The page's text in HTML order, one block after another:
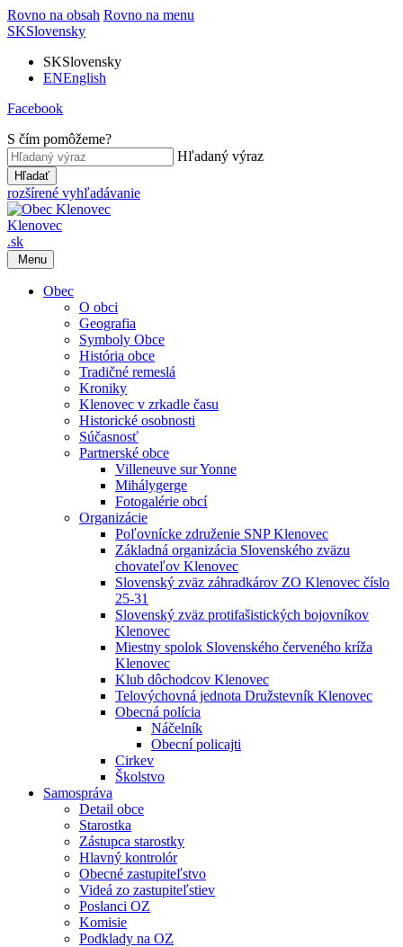
Rovno na obsah Rovno na menu
SKSlovensky
SKSlovensky
ENEnglish
Facebook
S čím pomôžeme?
Hľadaný výraz
Hľadať
rozšírené vyhľadávanie
Klenovec
.sk
Menu
Obec
O obci
Geografia
Symboly Obce
História obce
Tradičné remeslá
Kroniky
Klenovec v zrkadle času
Historické osobnosti
Súčasnosť
Partnerské obce
Villeneuve sur Yonne
Mihálygerge
Fotogalérie obcí
Organizácie
Poľovnícke združenie SNP Klenovec
Základná organizácia Slovenského zväzu
chovateľov Klenovec
Slovenský zväz záhradkárov ZO Klenovec číslo
25-31
Slovenský zväz protifašistických bojovníkov
Klenovec
Miestny spolok Slovenského červeného kríža
Klenovec
Klub dôchodcov Klenovec
Telovýchovná jednota Družstevník Klenovec
Obecná polícia
Náčelník
Obecní policajti
Cirkev
Školstvo
Samospráva
Detail obce
Starostka
Zástupca starostky
Hlavný kontrolór
Obecné zastupiteľstvo
Videá zo zastupiteľstiev
Poslanci OZ
Komisie
Podklady na OZ